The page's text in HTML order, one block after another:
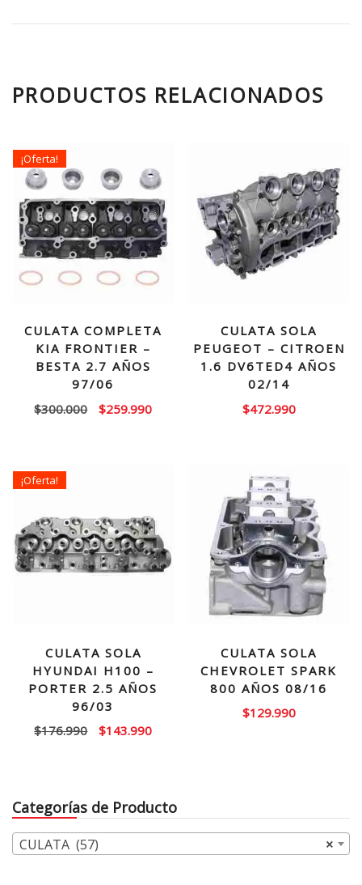
PRODUCTOS RELACIONADOS
¡Oferta!
CULATA COMPLETA
KIA FRONTIER –
BESTA 2.7 AÑOS
97/06
$300.000
El
$259.990El
CULATA SOLA
PEUGEOT – CITROEN
1.6 DV6TED4 AÑOS
02/14
$472.990
¡Oferta!
CULATA SOLA
HYUNDAI H100 –
PORTER 2.5 AÑOS
96/03
$176.990
El
$176.990.
$143.990El
$143.990.
CULATA SOLA
CHEVROLET SPARK
800 AÑOS 08/16
$129.990
Categorías de Producto
×
CULATA (57)